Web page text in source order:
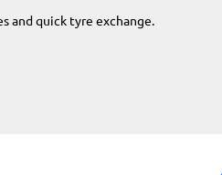
and quick tyre exchange.